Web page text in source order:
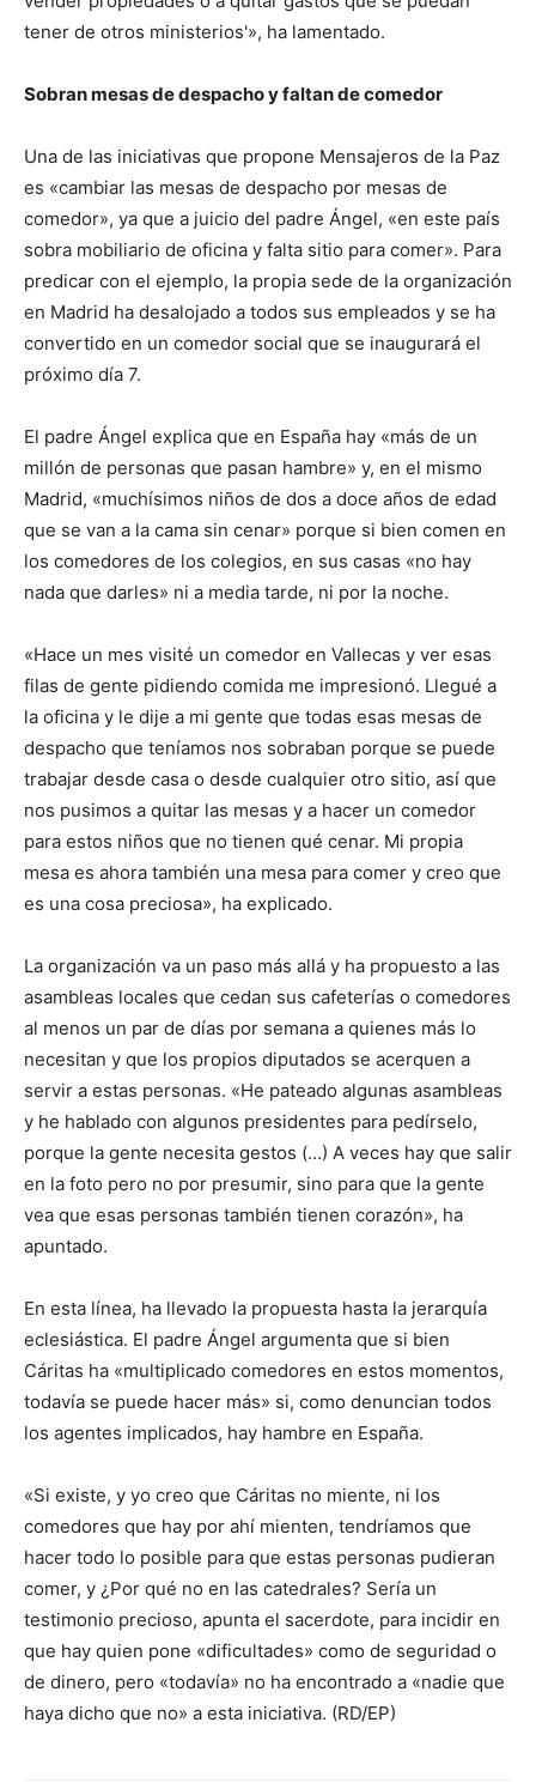
tener de otros ministerios'», ha lamentado.
Sobran mesas de despacho y faltan de comedor
Una de las iniciativas que propone Mensajeros de la Paz
es «cambiar las mesas de despacho por mesas de
comedor», ya que a juicio del padre Ángel, «en este país
sobra mobiliario de oficina y falta sitio para comer». Para
predicar con el ejemplo, la propia sede de la organización
en Madrid ha desalojado a todos sus empleados y se ha
convertido en un comedor social que se inaugurará el
próximo día 7.
El padre Ángel explica que en España hay «más de un
millón de personas que pasan hambre» y, en el mismo
Madrid, «muchísimos niños de dos a doce años de edad
que se van a la cama sin cenar» porque si bien comen en
los comedores de los colegios, en sus casas «no hay
nada que darles» ni a media tarde, ni por la noche.
«Hace un mes visité un comedor en Vallecas y ver esas
filas de gente pidiendo comida me impresionó. Llegué a
la oficina y le dije a mi gente que todas esas mesas de
despacho que teníamos nos sobraban porque se puede
trabajar desde casa o desde cualquier otro sitio, así que
nos pusimos a quitar las mesas y a hacer un comedor
para estos niños que no tienen qué cenar. Mi propia
mesa es ahora también una mesa para comer y creo que
es una cosa preciosa», ha explicado.
La organización va un paso más allá y ha propuesto a las
asambleas locales que cedan sus cafeterías o comedores
al menos un par de días por semana a quienes más lo
necesitan y que los propios diputados se acerquen a
servir a estas personas. «He pateado algunas asambleas
y he hablado con algunos presidentes para pedírselo,
porque la gente necesita gestos (…) A veces hay que salir
en la foto pero no por presumir, sino para que la gente
vea que esas personas también tienen corazón», ha
apuntado.
En esta línea, ha llevado la propuesta hasta la jerarquía
eclesiástica. El padre Ángel argumenta que si bien
Cáritas ha «multiplicado comedores en estos momentos,
todavía se puede hacer más» si, como denuncian todos
los agentes implicados, hay hambre en España.
«Si existe, y yo creo que Cáritas no miente, ni los
comedores que hay por ahí mienten, tendríamos que
hacer todo lo posible para que estas personas pudieran
comer, y ¿Por qué no en las catedrales? Sería un
testimonio precioso, apunta el sacerdote, para incidir en
que hay quien pone «dificultades» como de seguridad o
de dinero, pero «todavía» no ha encontrado a «nadie que
haya dicho que no» a esta iniciativa. (RD/EP)